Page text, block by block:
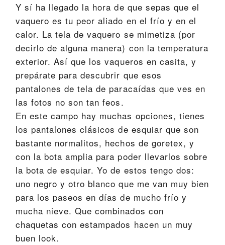
Y sí ha llegado la hora de que sepas que el
vaquero es tu peor aliado en el frío y en el
calor. La tela de vaquero se mimetiza (por
decirlo de alguna manera) con la temperatura
exterior. Así que los vaqueros en casita, y
prepárate para descubrir que esos
pantalones de tela de paracaídas que ves en
las fotos no son tan feos.
En este campo hay muchas opciones, tienes
los pantalones clásicos de esquiar que son
bastante normalitos, hechos de goretex, y
con la bota amplia para poder llevarlos sobre
la bota de esquiar. Yo de estos tengo dos:
uno negro y otro blanco que me van muy bien
para los paseos en días de mucho frío y
mucha nieve. Que combinados con
chaquetas con estampados hacen un muy
buen look.